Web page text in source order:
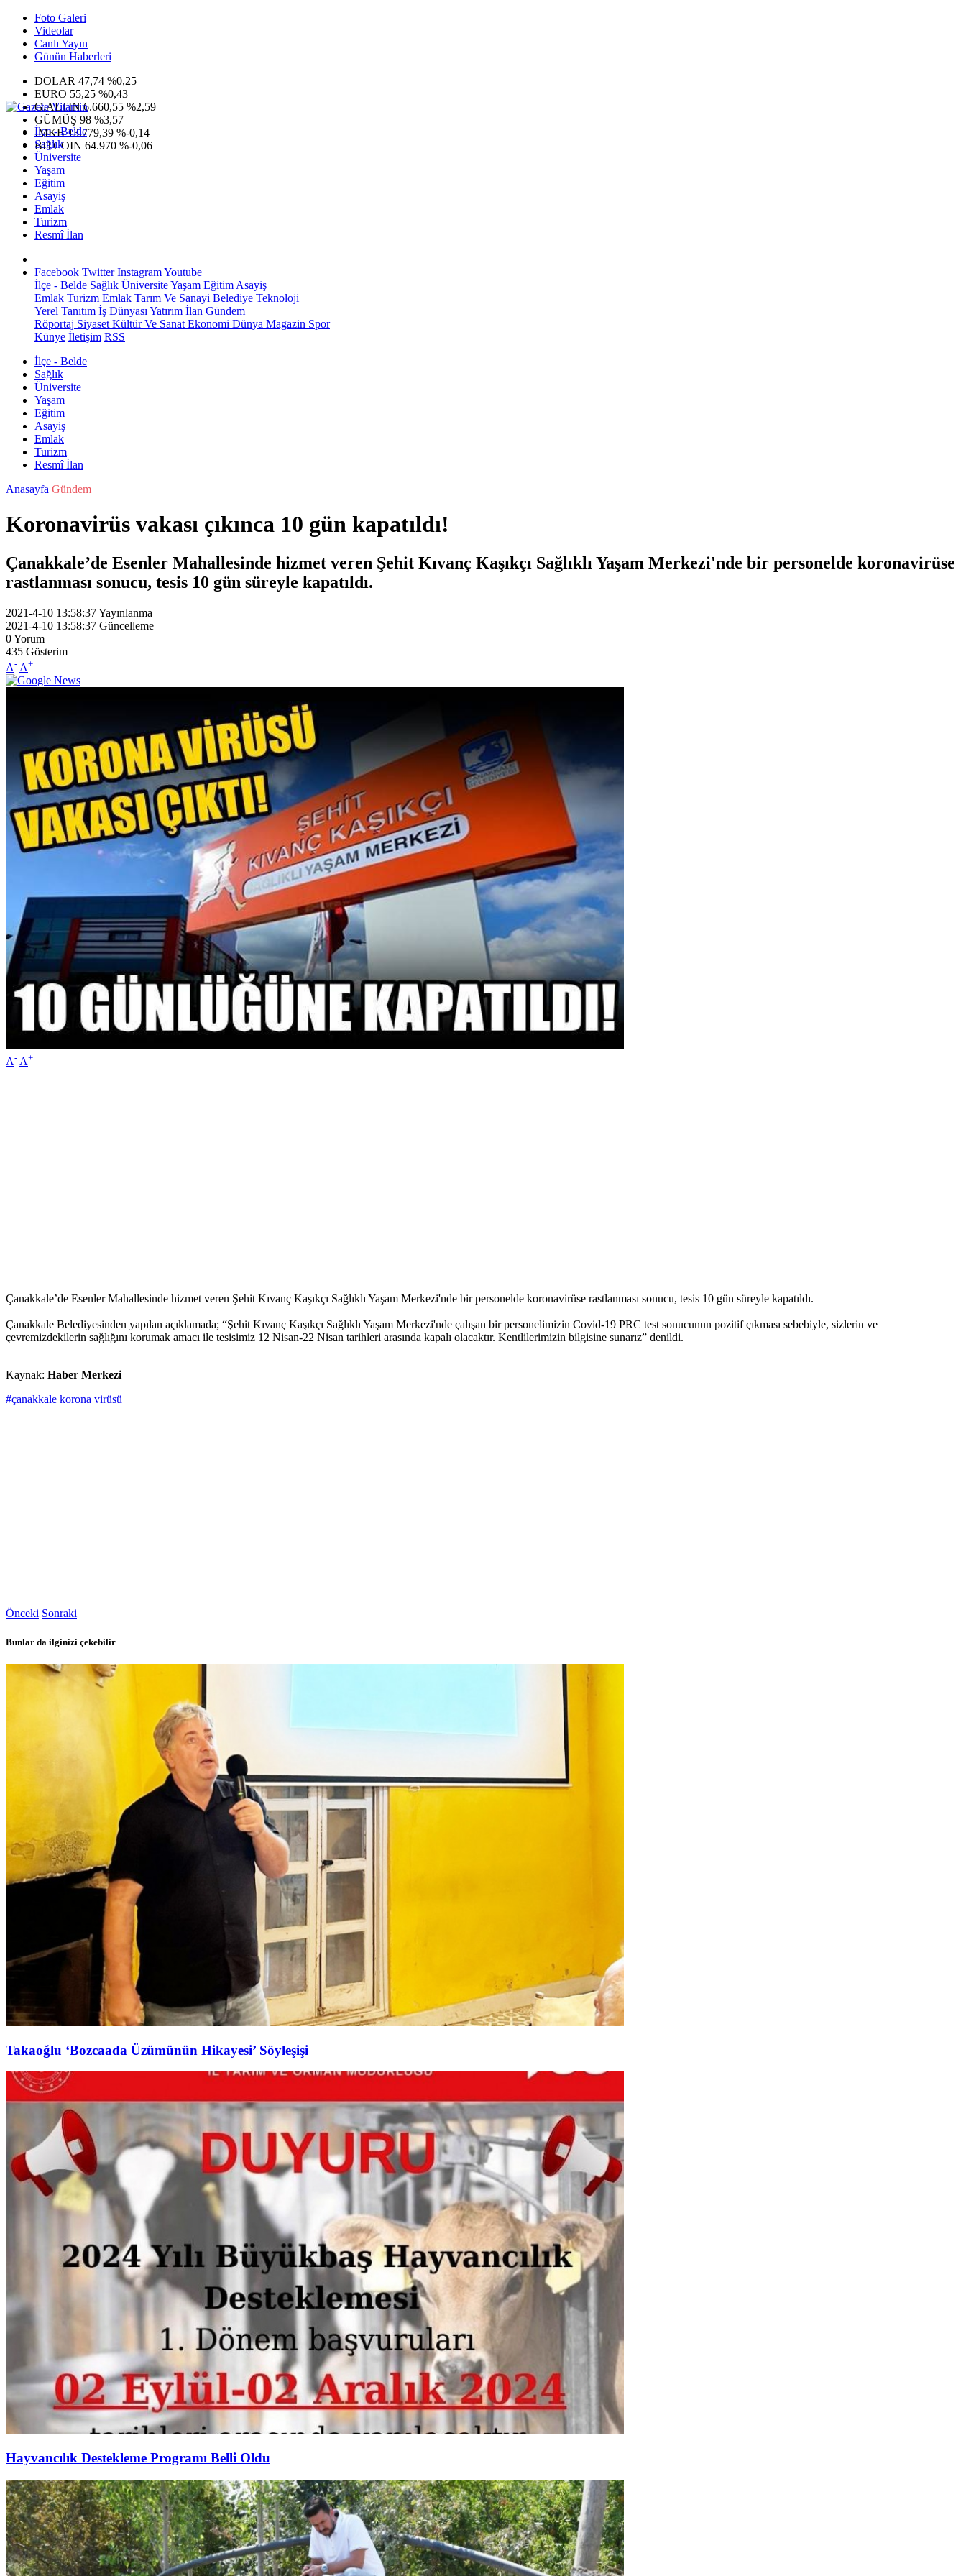
Foto Galeri
Videolar
Canlı Yayın
Günün Haberleri
DOLAR 47,74 %0,25
EURO 55,25 %0,43
G.ALTIN6.660,55 %2,59
GÜMÜŞ 98 %3,57
IMKB13.779,39 %-0,14
BITCOIN 64.970 %-0,06
İlçe - Belde
Sağlık
Üniversite
Yaşam
Eğitim
Asayiş
Emlak
Turizm
Resmî İlan
Facebook Twitter InstagramYoutube
İlçe - Belde Sağlık ÜniversiteYaşam Eğitim Asayiş
Emlak Turizm Emlak Tarım Ve Sanayi Belediye Teknoloji
Yerel Tanıtım İş Dünyası Yatırım İlan Gündem
Röportaj Siyaset Kültür Ve Sanat Ekonomi Dünya Magazin Spor
Künye İletişim RSS
İlçe - Belde
Sağlık
Üniversite
Yaşam
Eğitim
Asayiş
Emlak
Turizm
Resmî İlan
Anasayfa Gündem
Koronavirüs vakası çıkınca 10 gün kapatıldı!
Çanakkale’de Esenler Mahallesinde hizmet veren Şehit Kıvanç Kaşıkçı Sağlıklı Yaşam Merkezi'nde bir personelde koronavirüse
rastlanması sonucu, tesis 10 gün süreyle kapatıldı.
2021-4-10 13:58:37Yayınlanma
2021-4-10 13:58:37 Güncelleme
0Yorum
435 Gösterim
A- A+
A- A+
Çanakkale’de Esenler Mahallesinde hizmet veren Şehit Kıvanç Kaşıkçı Sağlıklı Yaşam Merkezi'nde bir personelde koronavirüse rastlanması sonucu, tesis 10 gün süreyle kapatıldı.
Çanakkale Belediyesinden yapılan açıklamada; “Şehit Kıvanç Kaşıkçı Sağlıklı Yaşam Merkezi'nde çalışan bir personelimizin Covid-19 PRC test sonucunun pozitif çıkması sebebiyle, sizlerin ve
çevremizdekilerin sağlığını korumak amacı ile tesisimiz 12 Nisan-22 Nisan tarihleri arasında kapalı olacaktır. Kentlilerimizin bilgisine sunarız” denildi.
Kaynak: Haber Merkezi
#çanakkale korona virüsü
Önceki Sonraki
Bunlar da ilginizi çekebilir
Takaoğlu ‘Bozcaada Üzümünün Hikayesi’ Söyleşişi
Hayvancılık Destekleme Programı Belli Oldu